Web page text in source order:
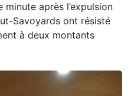
minute après l’expulsion
Savoyards ont résisté
à deux montants